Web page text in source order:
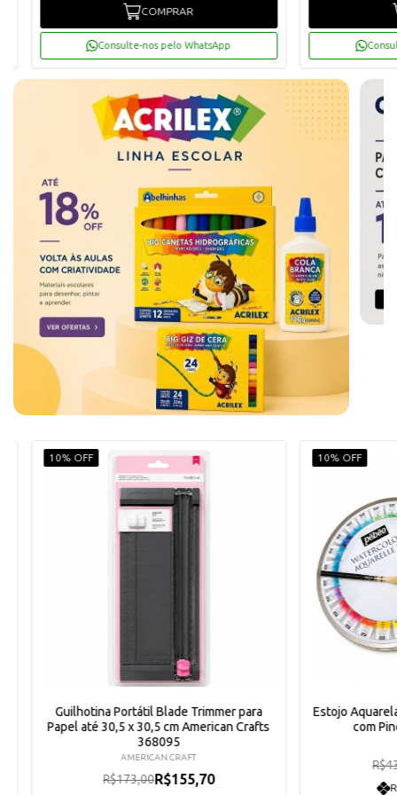
COMPRAR
Consulte-nos pelo WhatsApp
10% OFF
Guilhotina Portátil Blade Trimmer para
Papel até 30,5 x 30,5 cm American Crafts
368095
AMERICAN CRAFT
R$173,00R$155,70
10% OFF
Estojo
com